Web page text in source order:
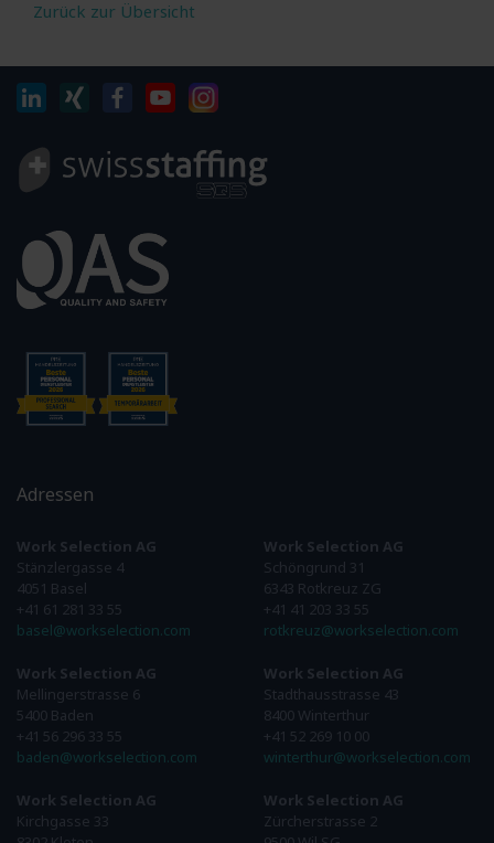
Zurück zur Übersicht
Adressen
Work Selection AG
Stänzlergasse 4
4051 Basel
+41 61 281 33 55
basel@workselection.com
Work Selection AG
Mellingerstrasse 6
5400 Baden
+41 56 296 33 55
baden@workselection.com
Work Selection AG
Kirchgasse 33
Work Selection AG
Schöngrund 31
6343 Rotkreuz ZG
+41 41 203 33 55
rotkreuz@workselection.com
Work Selection AG
Stadthausstrasse 43
8400 Winterthur
+41 52 269 10 00
winterthur@workselection.com
Work Selection AG
Zürcherstrasse 2